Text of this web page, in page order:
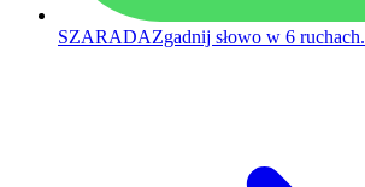
SZARADAZgadnij słowo w 6 ruchach.